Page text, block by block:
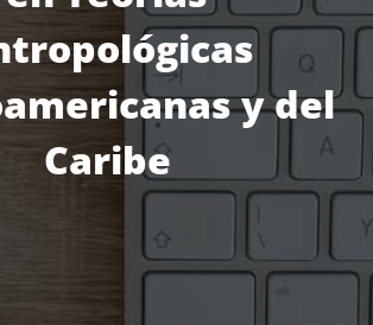
y del
Caribe